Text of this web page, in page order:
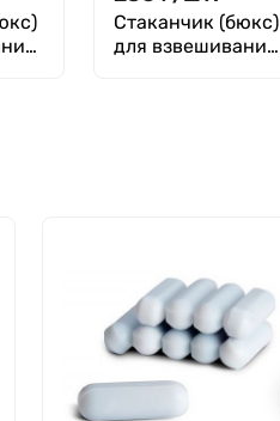
Стаканчик (бюкс)
для взвешивания